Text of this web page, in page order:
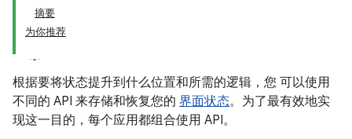
摘要
为你推荐
根据要将状态提升到什么位置和所需的逻辑，您 可以使用
不同的 API 来存储和恢复您的 界面状态。为了最有效地实
现这一目的，每个应用都组合使用 API。